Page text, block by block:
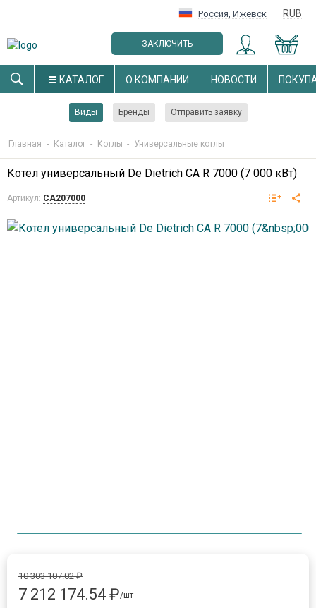
Россия, Ижевск RUB
ЗАКЛЮЧИТЬ
ОПТОВЫЙ ДОГОВОР
КАТАЛОГ О КОМПАНИИ НОВОСТИ
Виды Бренды Отправить заявку
Главная - Каталог - Котлы - Универсальные котлы
Котел универсальный De Dietrich CA R 7000 (7 000 кВт)
Артикул: CA207000
10 303 107.02 ₽
7 212 174.54 ₽/шт